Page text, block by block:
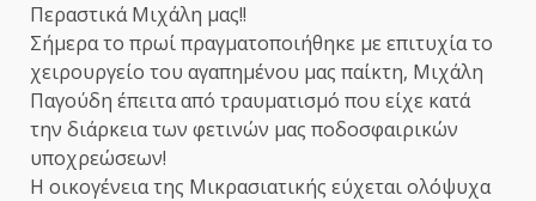
Περαστικά Μιχάλη μας!!
Σήμερα το πρωί πραγματοποιήθηκε με επιτυχία το
χειρουργείο του αγαπημένου μας παίκτη, Μιχάλη
Παγούδη έπειτα από τραυματισμό που είχε κατά
την διάρκεια των φετινών μας ποδοσφαιρικών
υποχρεώσεων!
Η οικογένεια της Μικρασιατικής εύχεται ολόψυχα